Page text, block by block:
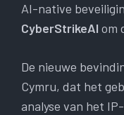
AI-native
CyberStrikeAI om
De nieuwe
Cymru, dat het
analyse van het IP-